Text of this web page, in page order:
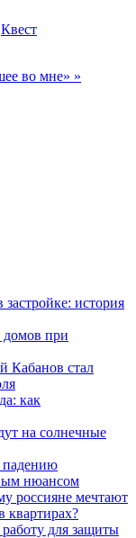
Квест
во мне» »
история
домов при
Кабанов стал
как
на солнечные
падению
нюансом
россияне мечтают
квартирах?
для защиты